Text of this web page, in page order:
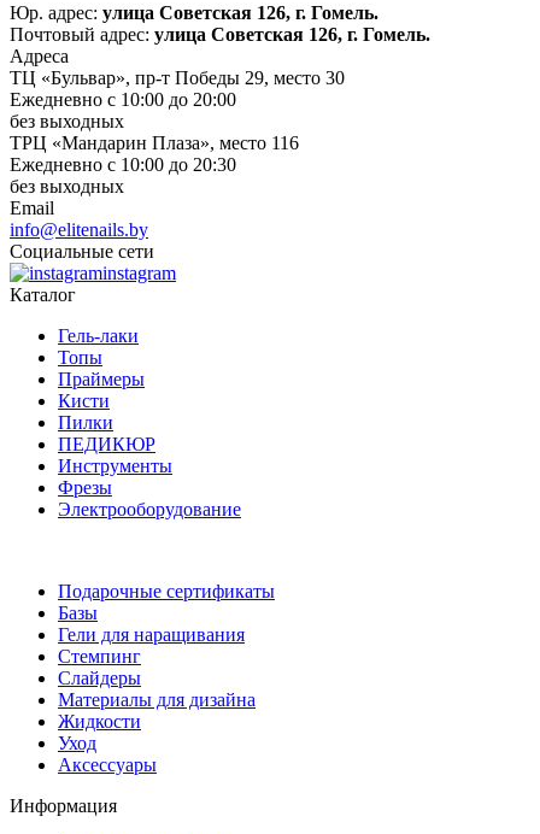
Юр. адрес: улица Советская 126, г. Гомель.
Почтовый адрес: улица Советская 126, г. Гомель.
Адреса
ТЦ «Бульвар», пр-т Победы 29, место 30
Ежедневно с 10:00 до 20:00
без выходных
ТРЦ «Мандарин Плаза», место 116
Ежедневно с 10:00 до 20:30
без выходных
Email
info@elitenails.by
Социальные сети
instagram
Каталог
Гель-лаки
Топы
Праймеры
Кисти
Пилки
ПЕДИКЮР
Инструменты
Фрезы
Электрооборудование
Подарочные сертификаты
Базы
Гели для наращивания
Стемпинг
Слайдеры
Материалы для дизайна
Жидкости
Уход
Аксессуары
Информация